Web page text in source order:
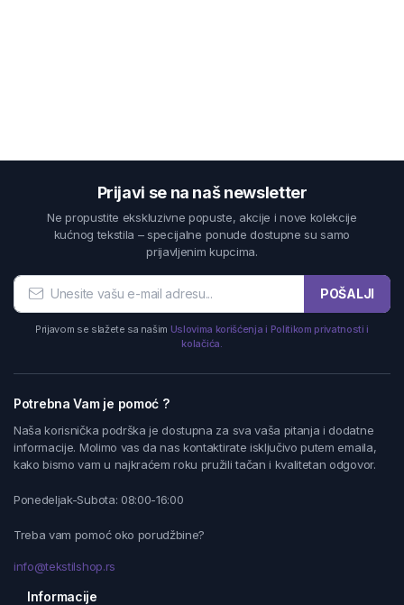
Prijavi se na naš newsletter
Ne propustite ekskluzivne popuste, akcije i nove kolekcije
kućnog tekstila – specijalne ponude dostupne su samo
prijavljenim kupcima.
POŠALJI
Prijavom se slažete sa našim Uslovima korišćenja i Politikom privatnosti i
kolačića.
Potrebna Vam je pomoć ?
Naša korisnička podrška je dostupna za sva vaša pitanja i dodatne
informacije. Molimo vas da nas kontaktirate isključivo putem emaila,
kako bismo vam u najkraćem roku pružili tačan i kvalitetan odgovor.
Ponedeljak-Subota: 08:00-16:00
Treba vam pomoć oko porudžbine?
info@tekstilshop.rs
Informacije